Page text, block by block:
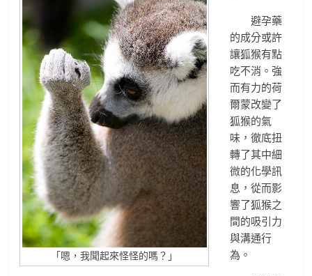
「嗯，我聞起來怪怪的嗎？」
避孕藥
的成分或許
讓狐猴有點
吃不消。強
而有力的荷
爾蒙改變了
狐猴的氣
味，徹底扭
轉了其中細
微的化學訊
息，從而影
響了狐猴之
間的吸引力
與溝通行
為。